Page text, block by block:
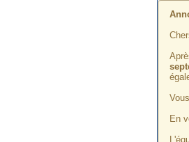
En